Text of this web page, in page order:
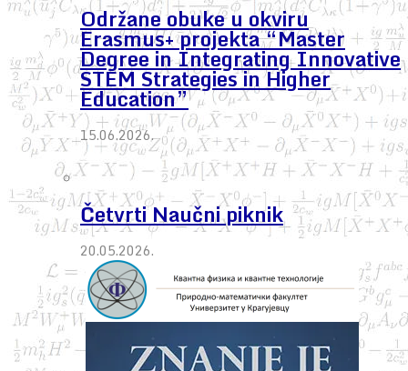
Održane obuke u okviru
Erasmus+ projekta “Master
Degree in Integrating Innovative
STEM Strategies in Higher
Education”
15.06.2026.
Četvrti Naučni piknik
20.05.2026.